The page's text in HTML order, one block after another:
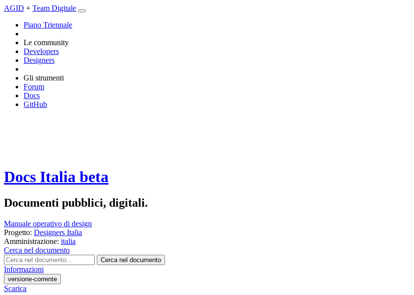
AGID + Team Digitale
Piano Triennale
Le community
Developers
Designers
Gli strumenti
Forum
Docs
GitHub
Docs Italia beta
Documenti pubblici, digitali.
Manuale operativo di design
Progetto: Designers Italia
Amministrazione: italia
Cerca nel documento
Cerca nel documento
Informazioni
versione-corrente
Scarica